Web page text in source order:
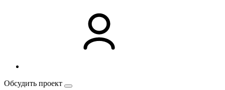
Обсудить проект